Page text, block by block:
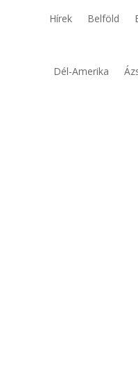
Hírek Belföld
Dél-Amerika